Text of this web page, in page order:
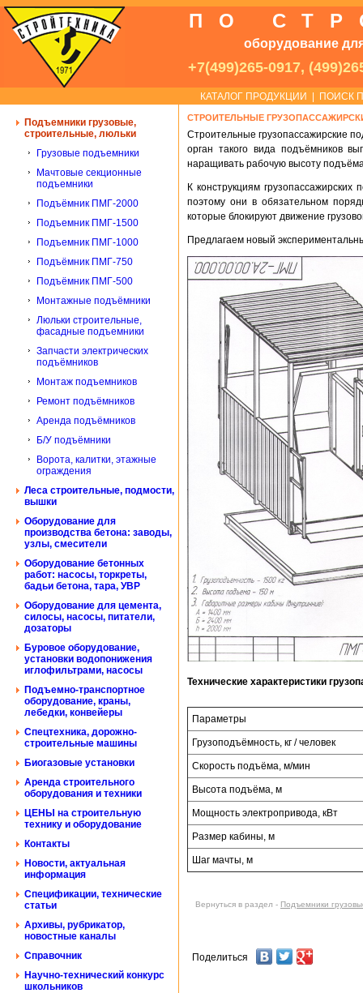
ПО
оборудование
+7(499)265-0917,
КАТАЛОГ ПРОДУКЦИИ ПОИСК
Подъемники грузовые,
строительные, люльки
Грузовые подъемники
Мачтовые секционные
подъемники
Подъёмник ПМГ-2000
Подъемник ПМГ-1500
Подъемник ПМГ-1000
Подъёмник ПМГ-750
Подъёмник ПМГ-500
Монтажные подъёмники
Люльки строительные,
фасадные подъемники
Запчасти электрических
подъёмников
Монтаж подъемников
Ремонт подъёмников
Аренда подъёмников
Б/У подъёмники
Ворота, калитки, этажные
ограждения
Леса строительные, подмости,
вышки
Оборудование для
производства бетона: заводы,
узлы, смесители
Оборудование бетонных
работ: насосы, торкреты,
бадьи бетона, тара, УВР
Оборудование для цемента,
силосы, насосы, питатели,
дозаторы
Буровое оборудование,
установки водопонижения
иглофильтрами, насосы
Подъемно-транспортное
оборудование, краны,
лебедки, конвейеры
Спецтехника, дорожно-
строительные машины
Биогазовые установки
Аренда строительного
оборудования и техники
ЦЕНЫ на строительную
технику и оборудование
Контакты
Новости, актуальная
информация
Спецификации, технические
статьи
Архивы, рубрикатор,
новостные каналы
Справочник
Научно-технический конкурс
школьников
СТРОИТЕЛЬНЫЕ
Строительные грузопассажирские
орган такого вида подъёмников
наращивать рабочую высоту
К конструкциям
поэтому они в обязательном
которые блокируют движение
Предлагаем новый
Технические характеристики
Параметры
Грузоподъёмность, кг / человек
Скорость подъёма, м/мин
Высота подъёма, м
Мощность электропривода, кВт
Размер кабины, м
Шаг мачты, м
Вернуться в раздел - Подъемники
Поделиться